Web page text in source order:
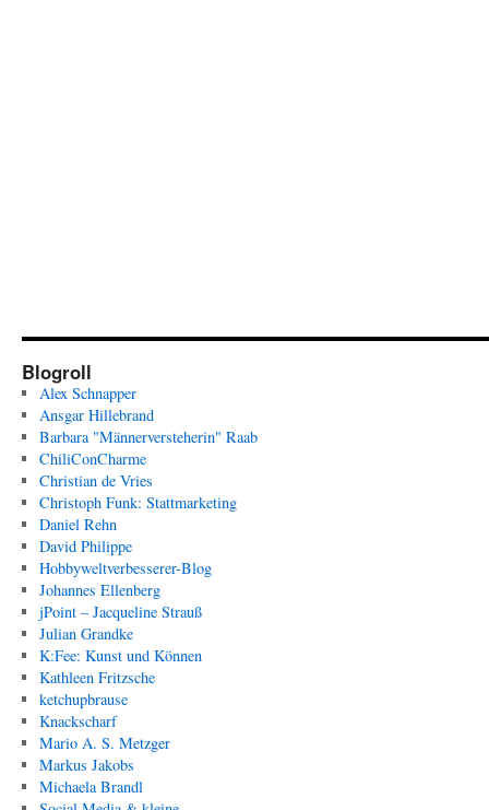
Blogroll
Alex Schnapper
Ansgar Hillebrand
Barbara "Männerversteherin" Raab
ChiliConCharme
Christian de Vries
Christoph Funk: Stattmarketing
Daniel Rehn
David Philippe
Hobbyweltverbesserer-Blog
Johannes Ellenberg
jPoint – Jacqueline Strauß
Julian Grandke
K:Fee: Kunst und Können
Kathleen Fritzsche
ketchupbrause
Knackscharf
Mario A. S. Metzger
Markus Jakobs
Michaela Brandl